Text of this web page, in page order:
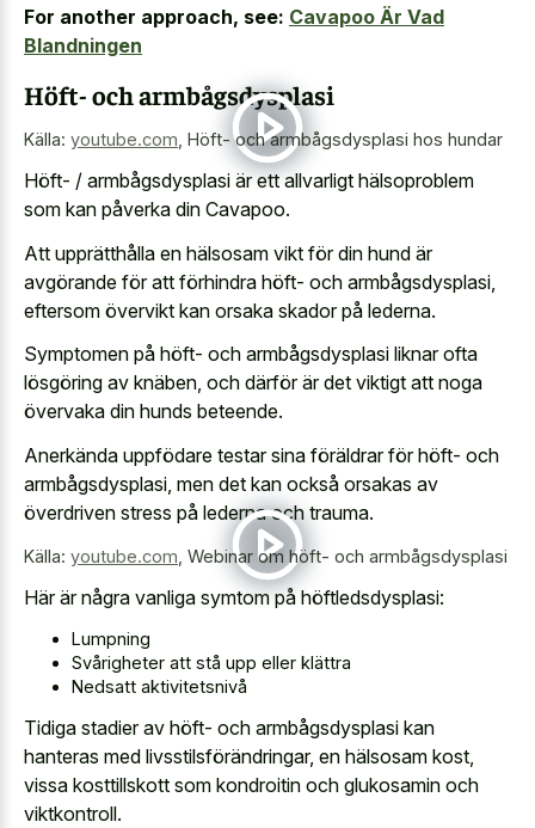
For another approach, see: Cavapoo Är Vad
Blandningen
Höft- och armbågsdysplasi
Källa: youtube.com Höft- och armbågsdysplasi hos hundar
Höft- / armbågsdysplasi är ett allvarligt hälsoproblem
som kan påverka din Cavapoo.
Att upprätthålla en hälsosam vikt för din hund är
avgörande för att förhindra höft- och armbågsdysplasi,
eftersom övervikt kan orsaka skador på lederna.
Symptomen på höft- och armbågsdysplasi liknar ofta
lösgöring av knäben, och därför är det viktigt att noga
övervaka din hunds beteende.
Anerkända uppfödare testar sina föräldrar för höft- och
armbågsdysplasi, men det kan också orsakas av
överdriven stress på lederna och trauma.
Källa: youtube.com Webinar om höft- och armbågsdysplasi
Här är några vanliga symtom på höftledsdysplasi:
Lumpning
Svårigheter att stå upp eller klättra
Nedsatt aktivitetsnivå
Tidiga stadier av höft- och armbågsdysplasi kan
hanteras med livsstilsförändringar, en hälsosam kost,
vissa kosttillskott som kondroitin och glukosamin och
viktkontroll.